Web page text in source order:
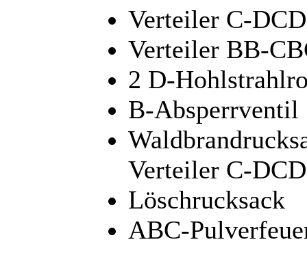
Verteiler C-DCD
Verteiler BB-
2 D-
B-Absperrventil
Verteiler C-
Löschrucksack
ABC-